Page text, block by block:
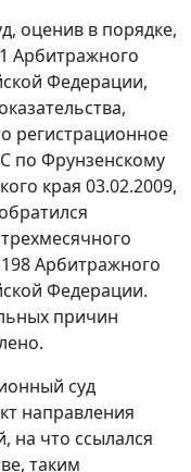
оценив в порядке,
Арбитражного
Федерации,
регистрационное
по Фрунзенскому
края 03.02.2009,
Арбитражного
Федерации.
причин
суд
направления
на что ссылался
таким